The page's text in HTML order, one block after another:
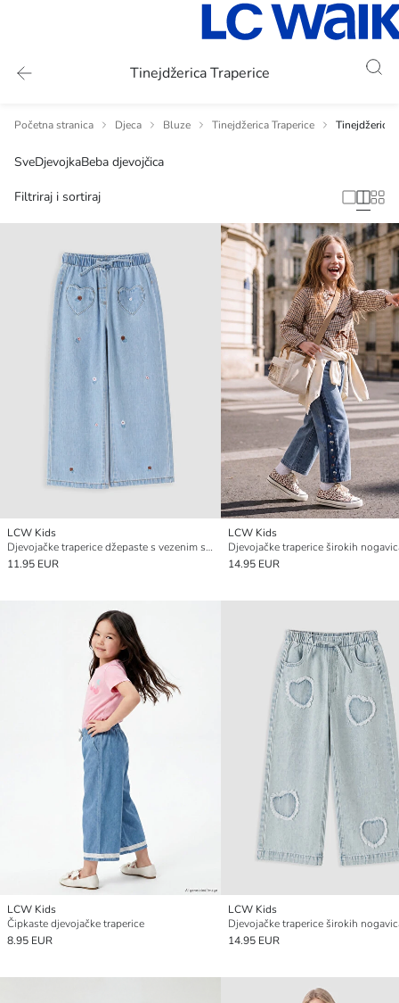
Tinejdžerica Traperice
Početna stranica Djeca Bluze Tinejdžerica Traperice Tinejdžerica
SveDjevojkaBeba djevojčica
Filtriraj i sortiraj
LCW Kids
Djevojačke traperice džepaste s vezenim srcem
11.95 EUR
LCW Kids
14.95 EUR
LCW Kids
Čipkaste djevojačke traperice
8.95 EUR
LCW Kids
14.95 EUR